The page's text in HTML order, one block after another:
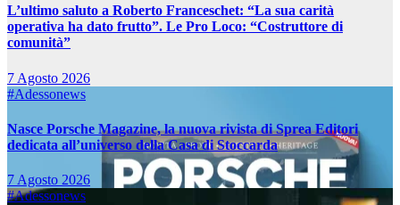
L’ultimo saluto a Roberto Franceschet: “La sua carità
operativa ha dato frutto”. Le Pro Loco: “Costruttore di
comunità”
7 Agosto 2026
#Adessonews
Nasce Porsche Magazine, la nuova rivista di Sprea Editori
dedicata all’universo della Casa di Stoccarda
7 Agosto 2026
#Adessonews